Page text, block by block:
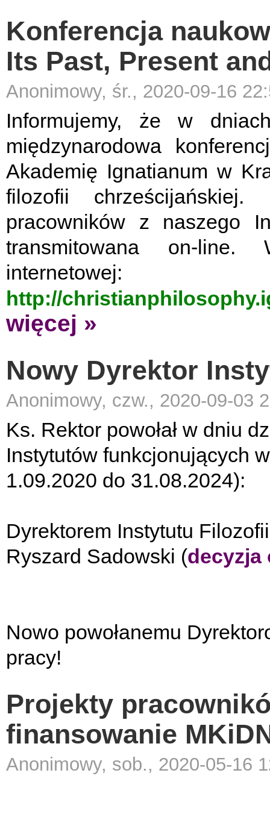
Konferencja
Its Past, Present
Anonimowy, śr., 2020-09-16
Informujemy, że w
międzynarodowa
Akademię Ignatianum w
filozofii chrześcijańskiej.
pracowników z naszego
transmitowana on-
internetowej:
http://
więcej »
Nowy Dyrektor
Anonimowy, czw., 2020-09-03
Ks. Rektor powołał w dniu
Instytutów funkcjonujących
1.09.2020 do 31.08.2024):
Dyrektorem Instytutu
Ryszard Sadowski (decyzja
Nowo powołanemu
pracy!
Projekty
finansowanie
Anonimowy, sob., 2020-05-16